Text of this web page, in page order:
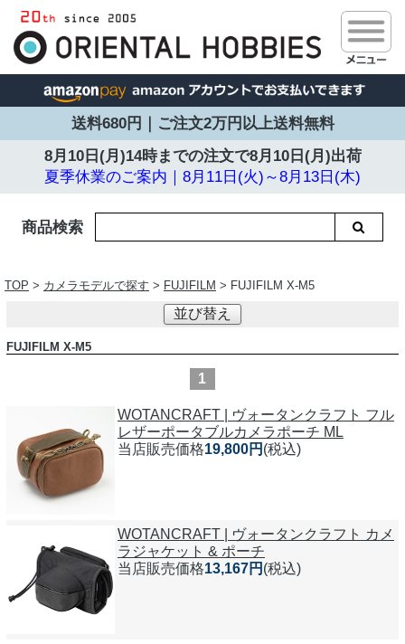
送料680円｜ご注文2万円以上送料無料
8月10日(月)14時までの注文で8月10日(月)出荷
夏季休業のご案内｜8月11日(火)～8月13日(木)
商品検索
TOP > カメラモデルで探す > FUJIFILM > FUJIFILM X-M5
並び替え
FUJIFILM X-M5
1
WOTANCRAFT | ヴォータンクラフト フル
レザーポータブルカメラポーチ ML
当店販売価格19,800円 (税込)
WOTANCRAFT | ヴォータンクラフト カメ
ラジャケット & ポーチ
当店販売価格13,167円 (税込)